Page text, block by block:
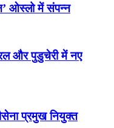
2026
2026
ओस्लो में संपन्न
और पुडुचेरी में नए
प्रमुख नियुक्त